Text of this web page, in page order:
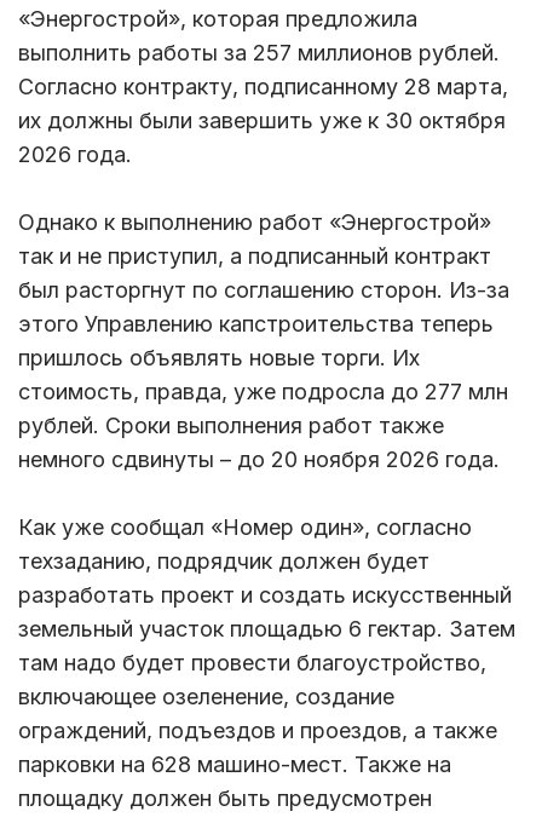
«Энергострой», которая предложила
выполнить работы за 257 миллионов рублей.
Согласно контракту, подписанному 28 марта,
их должны были завершить уже к 30 октября
2026 года.
Однако к выполнению работ «Энергострой»
так и не приступил, а подписанный контракт
был расторгнут по соглашению сторон. Из-за
этого Управлению капстроительства теперь
пришлось объявлять новые торги. Их
стоимость, правда, уже подросла до 277 млн
рублей. Сроки выполнения работ также
немного сдвинуты – до 20 ноября 2026 года.
Как уже сообщал «Номер один», согласно
техзаданию, подрядчик должен будет
разработать проект и создать искусственный
земельный участок площадью 6 гектар. Затем
там надо будет провести благоустройство,
включающее озеленение, создание
ограждений, подъездов и проездов, а также
парковки на 628 машино-мест. Также на
площадку должен быть предусмотрен